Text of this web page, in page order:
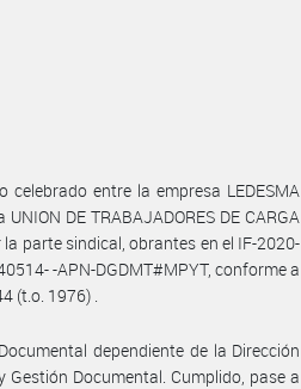
celebrado entre la empresa LEDESMA
DE TRABAJADORES DE CARGA
la parte sindical, obrantes en el IF-2020-
-APN-DGDMT#MPYT, conforme a
(t.o. 1976) .
dependiente de la Dirección
Documental. Cumplido, pase a